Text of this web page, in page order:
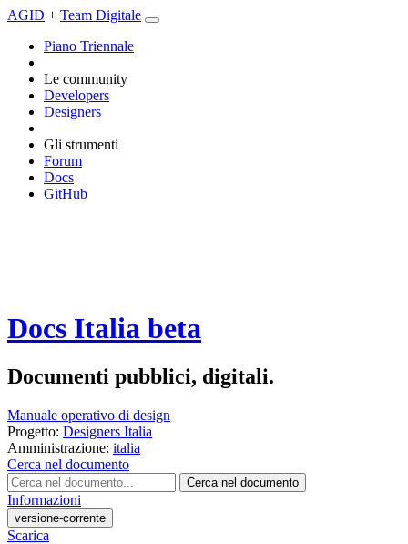
AGID + Team Digitale
Piano Triennale
Le community
Developers
Designers
Gli strumenti
Forum
Docs
GitHub
Docs Italia beta
Documenti pubblici, digitali.
Manuale operativo di design
Progetto: Designers Italia
Amministrazione: italia
Cerca nel documento
Cerca nel documento
Informazioni
versione-corrente
Scarica